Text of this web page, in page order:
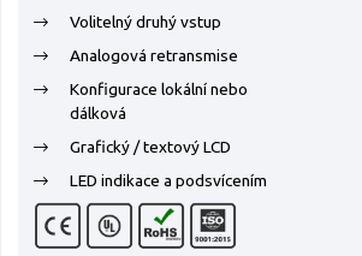
Volitelný druhý vstup
Analogová retransmise
Konfigurace lokální nebo
dálková
Grafický / textový LCD
LED indikace a podsvícením